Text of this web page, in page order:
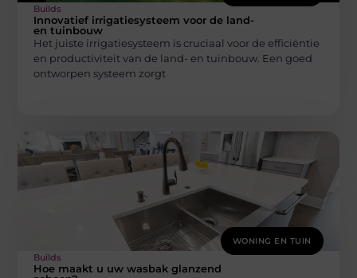
Builds
Innovatief irrigatiesysteem voor de land-
en tuinbouw
Het juiste irrigatiesysteem is cruciaal voor de efficiëntie
en productiviteit van de land- en tuinbouw. Een goed
ontworpen systeem zorgt
WONING EN TUIN
Builds
Hoe maakt u uw wasbak glanzend